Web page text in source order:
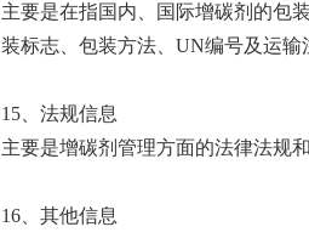
主要是在指国内、国际增碳剂的包
装标志、包装方法、UN编号及运输
15、法规信息
主要是增碳剂管理方面的法律法规和
16、其他信息